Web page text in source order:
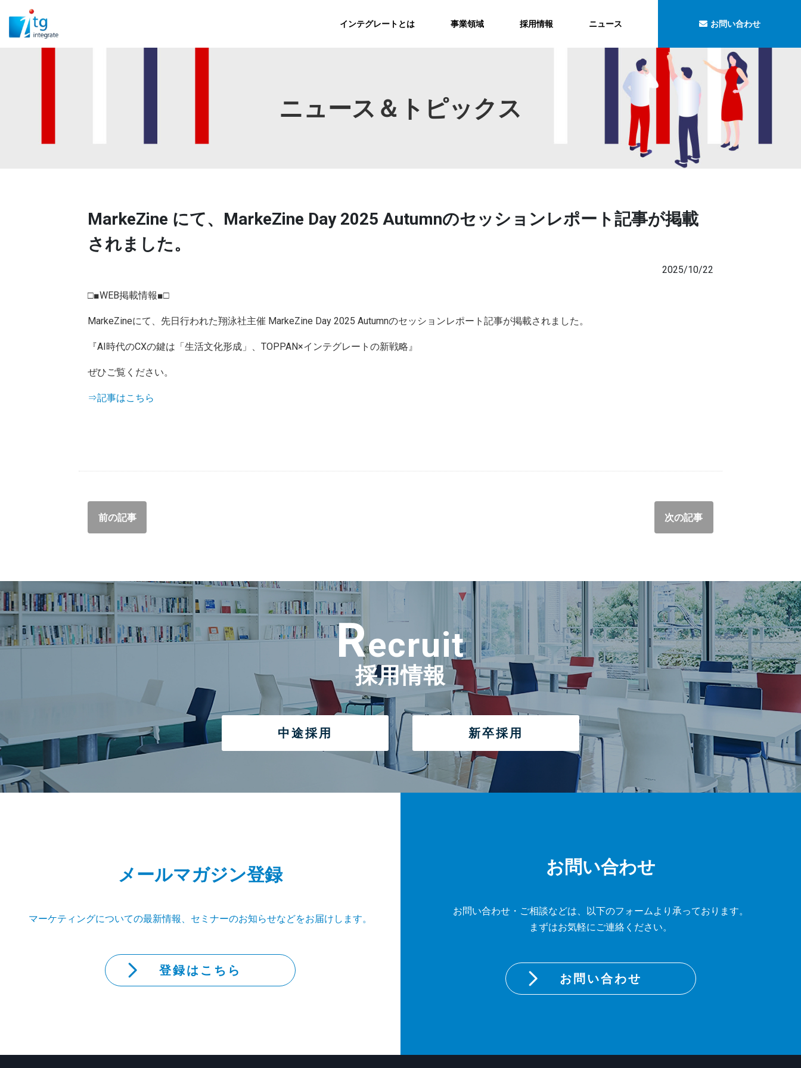
インテグレートとは 事業領域 採用情報 ニュース お問い合わせ
ニュース＆トピックス
MarkeZine にて、MarkeZine Day 2025 Autumnのセッションレポート記事が掲載
されました。
2025/10/22
□■WEB掲載情報■□
MarkeZineにて、先日行われた翔泳社主催 MarkeZine Day 2025 Autumnのセッションレポート記事が掲載されました。
『AI時代のCXの鍵は「生活文化形成」、TOPPAN×インテグレートの新戦略』
ぜひご覧ください。
⇒記事はこちら
前の記事 次の記事
Recruit
採用情報
中途採用 新卒採用
メールマガジン登録
マーケティングについての最新情報、セミナーのお知らせなどをお届けします。
登録はこちら
お問い合わせ
お問い合わせ・ご相談などは、 以下のフォームより承っております。
まずはお気軽にご連絡ください。
お問い合わせ